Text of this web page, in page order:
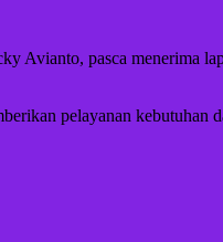
pasca menerima
pelayanan kebutuhan